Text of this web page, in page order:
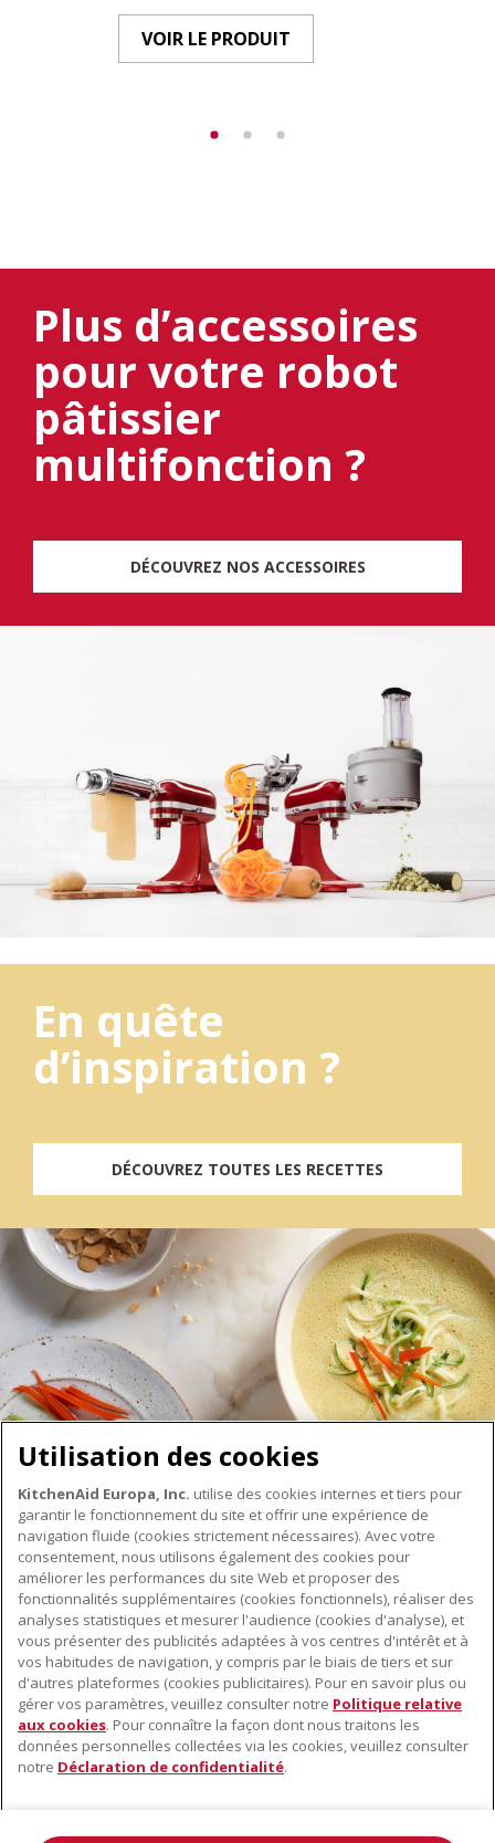
VOIR LE PRODUIT
Plus d’accessoires
pour votre robot
pâtissier
multifonction ?
DÉCOUVREZ NOS ACCESSOIRES
En quête
d’inspiration ?
DÉCOUVREZ TOUTES LES RECETTES
À PROPOS DE KITCHENAID
À propos de KitchenAid
Histoire de la marque
Communiqués de presse
ODR
NOS PRODUITS
Petits électroménagers
Matériel de cuisine
Accessoires
SERVICE CLIENT
Trouver un magasin
Utilisation des cookies
KitchenAid Europa, Inc. utilise des cookies internes et tiers pour
garantir le fonctionnement du site et offrir une expérience de
navigation fluide (cookies strictement nécessaires). Avec votre
consentement, nous utilisons également des cookies pour
améliorer les performances du site Web et proposer des
fonctionnalités supplémentaires (cookies fonctionnels), réaliser des
analyses statistiques et mesurer l'audience (cookies d'analyse), et
vous présenter des publicités adaptées à vos centres d'intérêt et à
vos habitudes de navigation, y compris par le biais de tiers et sur
d'autres plateformes (cookies publicitaires). Pour en savoir plus ou
gérer vos paramètres, veuillez consulter notre Politique relative
aux cookies. Pour connaître la façon dont nous traitons les
données personnelles collectées via les cookies, veuillez consulter
notre Déclaration de confidentialité.